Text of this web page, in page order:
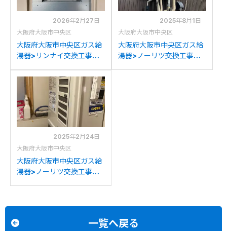
2026年2月27日
大阪府大阪市中央区
大阪府大阪市中央区ガス給
湯器>リンナイ交換工事施
YG1602RGからリンナイ
RUJ-A1610T-L(A)への交
換
2025年8月1日
大阪府大阪市中央区
大阪府大阪市中央区ガス給
湯器>ノーリツ交換工事施
2025年2月24日
大阪府大阪市中央区
大阪府大阪市中央区ガス給
湯器>ノーリツ交換工事施
一覧へ戻る